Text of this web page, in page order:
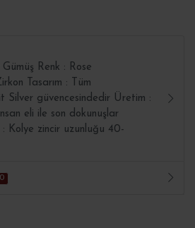
Renk : Rose
Tasarım : Tüm
Silver güvencesindedir Üretim :
eli ile son dokunuşlar
: Kolye zincir uzunluğu 40-
0